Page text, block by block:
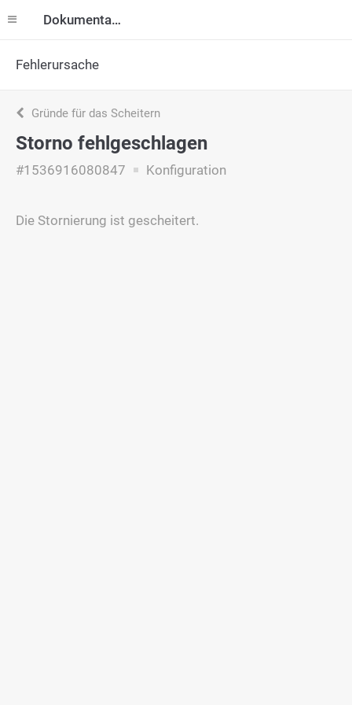
Dokumentation
Fehlerursache
Gründe für das Scheitern
Storno fehlgeschlagen
#1536916080847 Konfiguration
Die Stornierung ist gescheitert.